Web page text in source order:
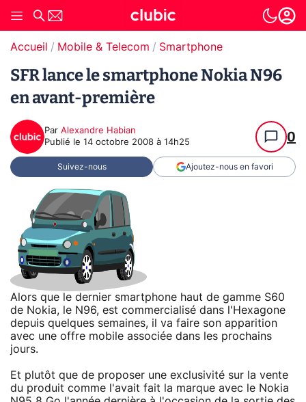
Accueil Mobile & Telecom Smartphone
SFR lance le smartphone Nokia N96
en avant-première
Par Alexandre Habian
Publié le 14 octobre 2008 à 14h25 0
Suivez-nous Ajoutez-nous en favori
Alors que le dernier smartphone haut de gamme S60
de Nokia, le N96, est commercialisé dans l'Hexagone
depuis quelques semaines, il va faire son apparition
avec une offre mobile associée dans les prochains
jours.
Et plutôt que de proposer une exclusivité sur la vente
du produit comme l'avait fait la marque avec le Nokia